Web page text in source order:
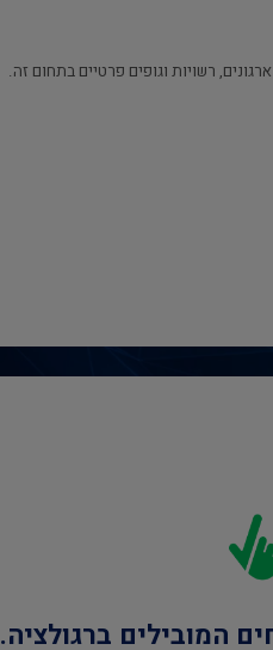
רשויות וגופים פרטיים בתחום זה.
המובילים ברגולציה.